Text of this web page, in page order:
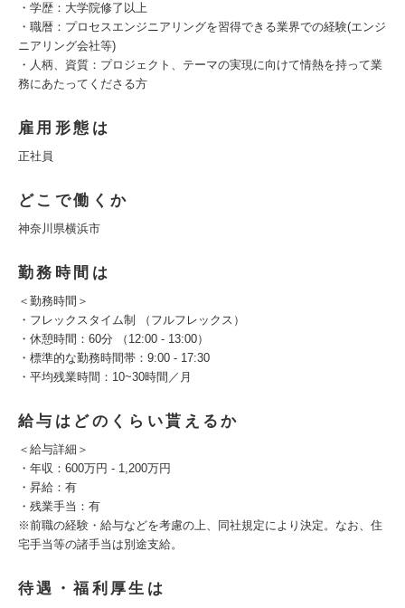
・学歴：大学院修了以上
・職暦：プロセスエンジニアリングを習得できる業界での経験(エンジ
ニアリング会社等)
・人柄、資質：プロジェクト、テーマの実現に向けて情熱を持って業
務にあたってくださる方
雇用形態は
正社員
どこで働くか
神奈川県横浜市
勤務時間は
＜勤務時間＞
・フレックスタイム制 （フルフレックス）
・休憩時間：60分 （12:00 - 13:00）
・標準的な勤務時間帯：9:00 - 17:30
・平均残業時間：10~30時間／月
給与はどのくらい貰えるか
＜給与詳細＞
・年収：600万円 - 1,200万円
・昇給：有
・残業手当：有
※前職の経験・給与などを考慮の上、同社規定により決定。なお、住
宅手当等の諸手当は別途支給。
待遇・福利厚生は